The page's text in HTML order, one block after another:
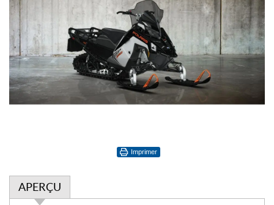
Imprimer
APERÇU